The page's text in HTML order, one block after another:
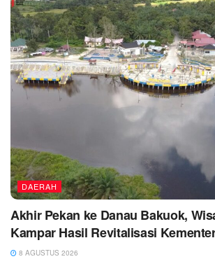
DAERAH
Akhir Pekan ke Danau Bakuok,
Kampar Hasil Revitalisasi
8 AGUSTUS 2026